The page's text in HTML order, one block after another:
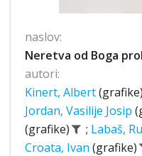
naslov:
Neretva od Boga
autori:
Kinert, Albert(grafike)
Jordan, Vasilije Josip
(grafike)
; Labaš,
Croata, Ivan (grafike)